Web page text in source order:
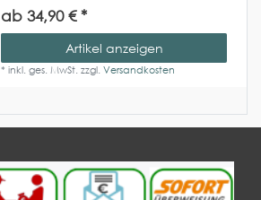
ab 34,90 € *
Artikel anzeigen
*inkl. ges. MwSt.zzgl.Versandkosten